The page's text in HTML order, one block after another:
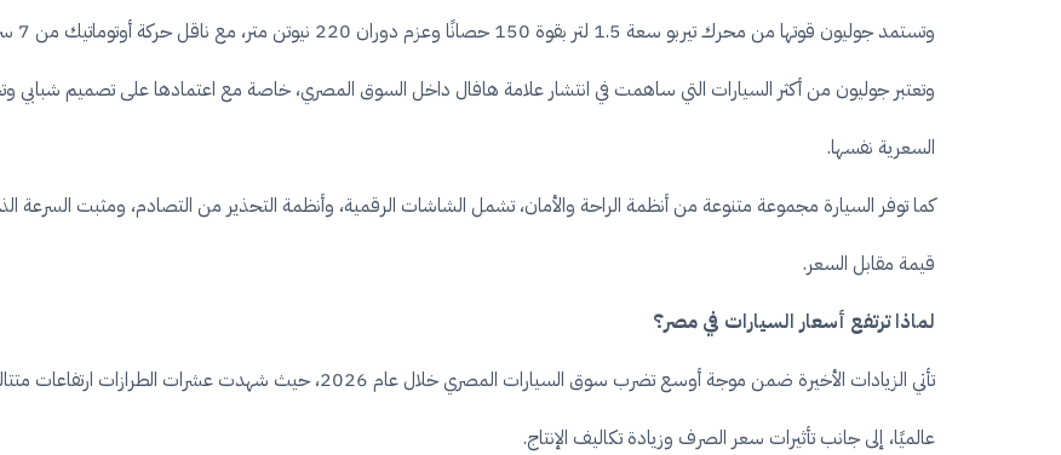
وتستمد جوليون قوتها من محرك تيربو سعة 1.5 لتر بقوة 150 حصانًا وعزم دوران 220 نيوتن متر، مع ناقل حركة أوتوماتيك من 7 سرعات.
وتعتبر جوليون من أكثر السيارات التي ساهمت في انتشار علامة هافال داخل السوق المصري، خاصة مع اعتمادها على تصميم شبابي
السعرية نفسها.
كما توفر السيارة مجموعة متنوعة من أنظمة الراحة والأمان، تشمل الشاشات الرقمية، وأنظمة التحذير من التصادم، ومثبت السرعة
قيمة مقابل السعر.
لماذا ترتفع أسعار السيارات في مصر؟
تأتي الزيادات الأخيرة ضمن موجة أوسع تضرب سوق السيارات المصري خلال عام
عالميًا، إلى جانب تأثيرات سعر الصرف وزيادة تكاليف الإنتاج.